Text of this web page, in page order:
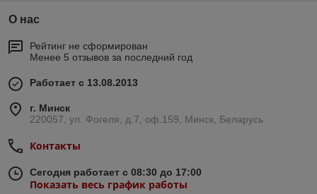
О нас
Рейтинг не сформирован
Менее 5 отзывов за последний год
Работает с 13.08.2013
г. Минск
220057, ул. Фогеля, д.7, оф.159, Минск, Беларусь
Контакты
Сегодня работает с 08:30 до 17:00
Показать весь график работы